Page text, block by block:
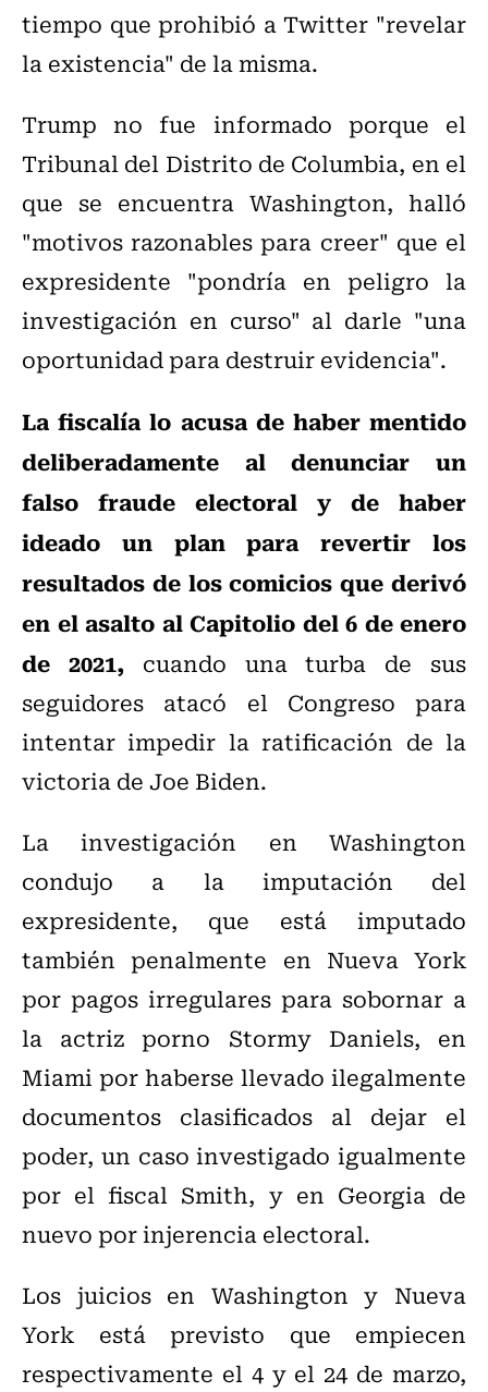
tiempo que prohibió a Twitter "revelar
la existencia" de la misma.
Trump no fue informado porque el
Tribunal del Distrito de Columbia, en el
que se encuentra Washington, halló
"motivos razonables para creer" que el
expresidente "pondría en peligro la
investigación en curso" al darle "una
oportunidad para destruir evidencia".
La fiscalía lo acusa de haber mentido
deliberadamente al denunciar un
falso fraude electoral y de haber
ideado un plan para revertir los
resultados de los comicios que derivó
en el asalto al Capitolio del 6 de enero
de 2021,cuando una turba de sus
seguidores atacó el Congreso para
intentar impedir la ratificación de la
victoria de Joe Biden.
La investigación en Washington
condujo a la imputación del
expresidente, que está imputado
también penalmente en Nueva York
por pagos irregulares para sobornar a
la actriz porno Stormy Daniels, en
Miami por haberse llevado ilegalmente
documentos clasificados al dejar el
poder, un caso investigado igualmente
por el fiscal Smith, y en Georgia de
nuevo por injerencia electoral.
Los juicios en Washington y Nueva
York está previsto que empiecen
respectivamente el 4 y el 24 de marzo,